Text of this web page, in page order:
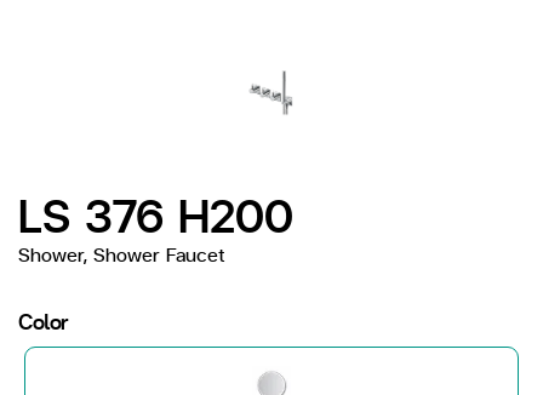
LS 376 H200
Shower, Shower Faucet
Color